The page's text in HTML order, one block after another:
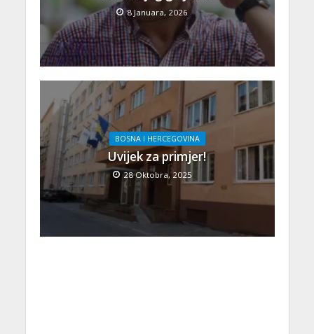
8 Januara, 2026
BOSNA I HERCEGOVINA
Uvijek za primjer!
28 Oktobra, 2025